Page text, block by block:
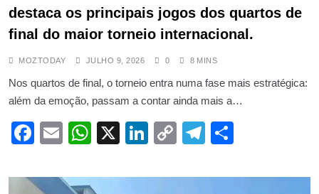
destaca os principais jogos dos quartos de
final do maior torneio internacional.
MOZTODAY JULHO 9, 2026 0 8 MINS
Nos quartos de final, o torneio entra numa fase mais estratégica:
além da emoção, passam a contar ainda mais a…
Facebook
EmailWhatsApp
X LinkedIn
CopyTelegram